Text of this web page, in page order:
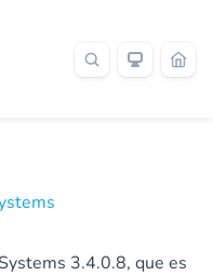
3.4.0.8, que es